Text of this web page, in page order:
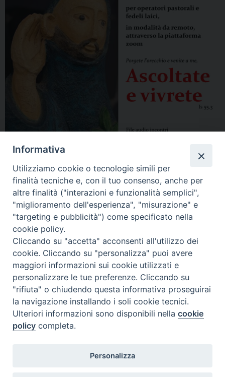
Informativa
Utilizziamo cookie o tecnologie simili per
finalità tecniche e, con il tuo consenso, anche per
altre finalità ("interazioni e funzionalità semplici",
"miglioramento dell'esperienza", "misurazione" e
"targeting e pubblicità") come specificato nella
cookie policy.
Cliccando su "accetta" acconsenti all'utilizzo dei
cookie. Cliccando su "personalizza" puoi avere
maggiori informazioni sui cookie utilizzati e
personalizzare le tue preferenze. Cliccando su
"rifiuta" o chiudendo questa informativa proseguirai
la navigazione installando i soli cookie tecnici.
Ulteriori informazioni sono disponibili nellacookie
policy completa.
Personalizza